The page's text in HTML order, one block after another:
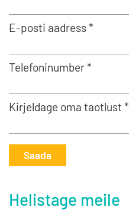
E-posti aadress *
Telefoninumber *
Kirjeldage oma taotlust *
Saada
Helistage meile